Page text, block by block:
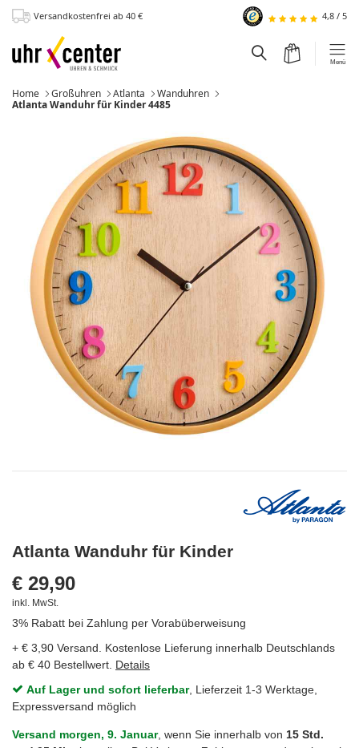
Hauptinhalt
Versandkostenfrei ab 40 € 4,8 / 5
Menü
Warenkorb
Suchfeld
Home Großuhren Atlanta
Wanduhren
Momentan:
Atlanta Wanduhr für Kinder 4485
Atlanta Wanduhr für Kinder
€ 29,90
inkl. MwSt.
3% Rabatt bei Zahlung per Vorabüberweisung
+ € 3,90 Versand. Kostenlose Lieferung innerhalb Deutschlands
ab € 40 Bestellwert. Details
Auf Lager und sofort lieferbar, Lieferzeit 1-3 Werktage,
Expressversand möglich
Versand morgen, 9. Januar, wenn Sie innerhalb von 15 Std.